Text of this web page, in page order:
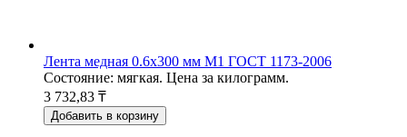
Лента медная 0.6x300 мм М1 ГОСТ 1173-2006
Состояние: мягкая. Цена за килограмм.
3 732,83 ₸
Добавить в корзину